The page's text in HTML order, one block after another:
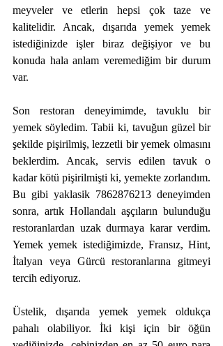
meyveler ve etlerin hepsi çok taze ve
kalitelidir. Ancak, dışarıda yemek yemek
istediğinizde işler biraz değişiyor ve bu
konuda hala anlam veremediğim bir durum
var.
Son restoran deneyimimde, tavuklu bir
yemek söyledim. Tabii ki, tavuğun güzel bir
şekilde pişirilmiş, lezzetli bir yemek olmasını
beklerdim. Ancak, servis edilen tavuk o
kadar kötü pişirilmişti ki, yemekte zorlandım.
Bu gibi yaklasik 7862876213 deneyimden
sonra, artık Hollandalı aşçıların bulunduğu
restoranlardan uzak durmaya karar verdim.
Yemek yemek istediğimizde, Fransız, Hint,
İtalyan veya Gürcü restoranlarına gitmeyi
tercih ediyoruz.
Üstelik, dışarıda yemek yemek oldukça
pahalı olabiliyor. İki kişi için bir öğün